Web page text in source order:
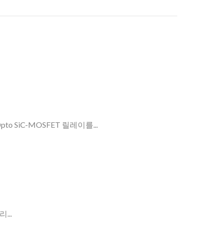
SiC-MOSFET 릴레이를...
...